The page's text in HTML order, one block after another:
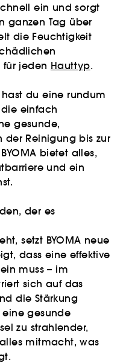
ein und sorgt
ganzen Tag über
die Feuchtigkeit
für jeden Hauttyp.
hast du eine rundum
einfach
gesunde,
der Reinigung bis zur
bietet alles,
und ein
der es
setzt BYOMA neue
dass eine effektive
muss – im
sich auf das
die Stärkung
gesunde
zu strahlender,
mitmacht, was